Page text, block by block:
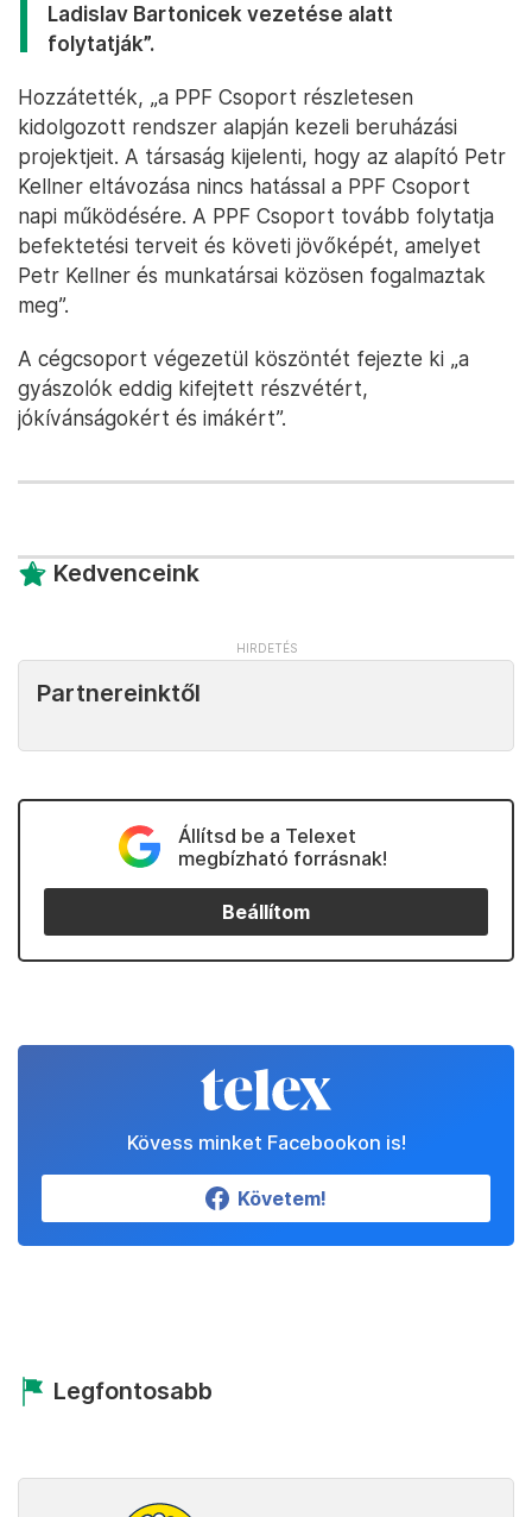
Ladislav Bartonicek vezetése alatt
folytatják”.
Hozzátették, „a PPF Csoport részletesen
kidolgozott rendszer alapján kezeli beruházási
projektjeit. A társaság kijelenti, hogy az alapító Petr
Kellner eltávozása nincs hatással a PPF Csoport
napi működésére. A PPF Csoport tovább folytatja
befektetési terveit és követi jövőképét, amelyet
Petr Kellner és munkatársai közösen fogalmaztak
meg”.
A cégcsoport végezetül köszöntét fejezte ki „a
gyászolók eddig kifejtett részvétért,
jókívánságokért és imákért”.
Kedvenceink
Partnereinktől
Állítsd be a Telexet
megbízható forrásnak!
Beállítom
Kövess minket Facebookon is!
Követem!
Legfontosabb